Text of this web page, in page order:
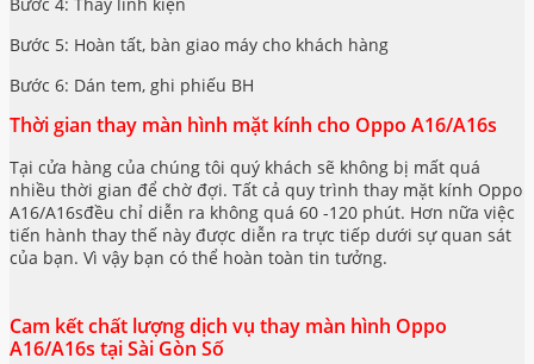
Bước 5: Hoàn tất, bàn giao máy cho khách hàng
Bước 6: Dán tem, ghi phiếu BH
Thời gian thay màn hình mặt kính cho Oppo A16/A16s
Tại cửa hàng của chúng tôi quý khách sẽ không bị mất quá
nhiều thời gian để chờ đợi. Tất cả quy trình thay mặt kính Oppo
A16/A16sđều chỉ diễn ra không quá 60 -120 phút. Hơn nữa việc
tiến hành thay thế này được diễn ra trực tiếp dưới sự quan sát
của bạn. Vì vậy bạn có thể hoàn toàn tin tưởng.
Cam kết chất lượng dịch vụ thay màn hình Oppo
A16/A16s tại Sài Gòn Số